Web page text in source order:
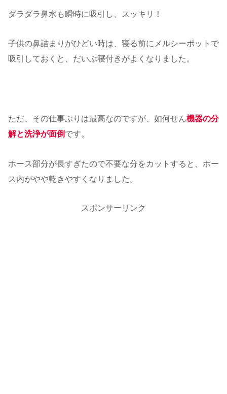
ダラダラ鼻水も瞬時に吸引し、スッキリ！
子供の鼻詰まりがひどい時は、寝る前にメルシーポットで
吸引しておくと、だいぶ寝付きがよくなりました。
ただ、その仕事ぶりは最高なのですが、如何せん機器の分
解と洗浄が面倒です。
ホース部分が長すぎたので不要な分をカットすると、ホー
ス内がやや乾きやすくなりました。
スポンサーリンク